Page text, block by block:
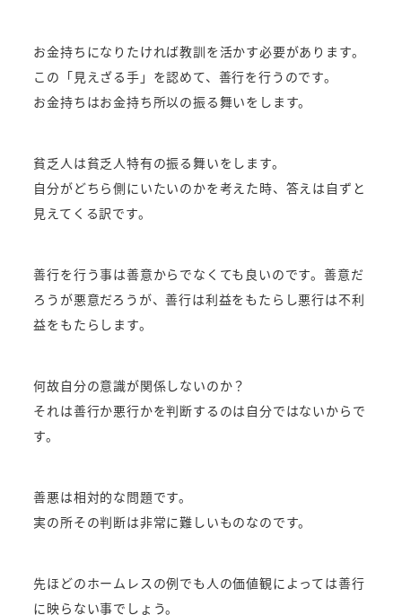
お金持ちになりたければ教訓を活かす必要があります。
この「見えざる手」を認めて、善行を行うのです。
お金持ちはお金持ち所以の振る舞いをします。
貧乏人は貧乏人特有の振る舞いをします。
自分がどちら側にいたいのかを考えた時、答えは自ずと
見えてくる訳です。
善行を行う事は善意からでなくても良いのです。善意だ
ろうが悪意だろうが、善行は利益をもたらし悪行は不利
益をもたらします。
何故自分の意識が関係しないのか？
それは善行か悪行かを判断するのは自分ではないからで
す。
善悪は相対的な問題です。
実の所その判断は非常に難しいものなのです。
先ほどのホームレスの例でも人の価値観によっては善行
に映らない事でしょう。